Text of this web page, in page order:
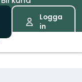
Logga
in